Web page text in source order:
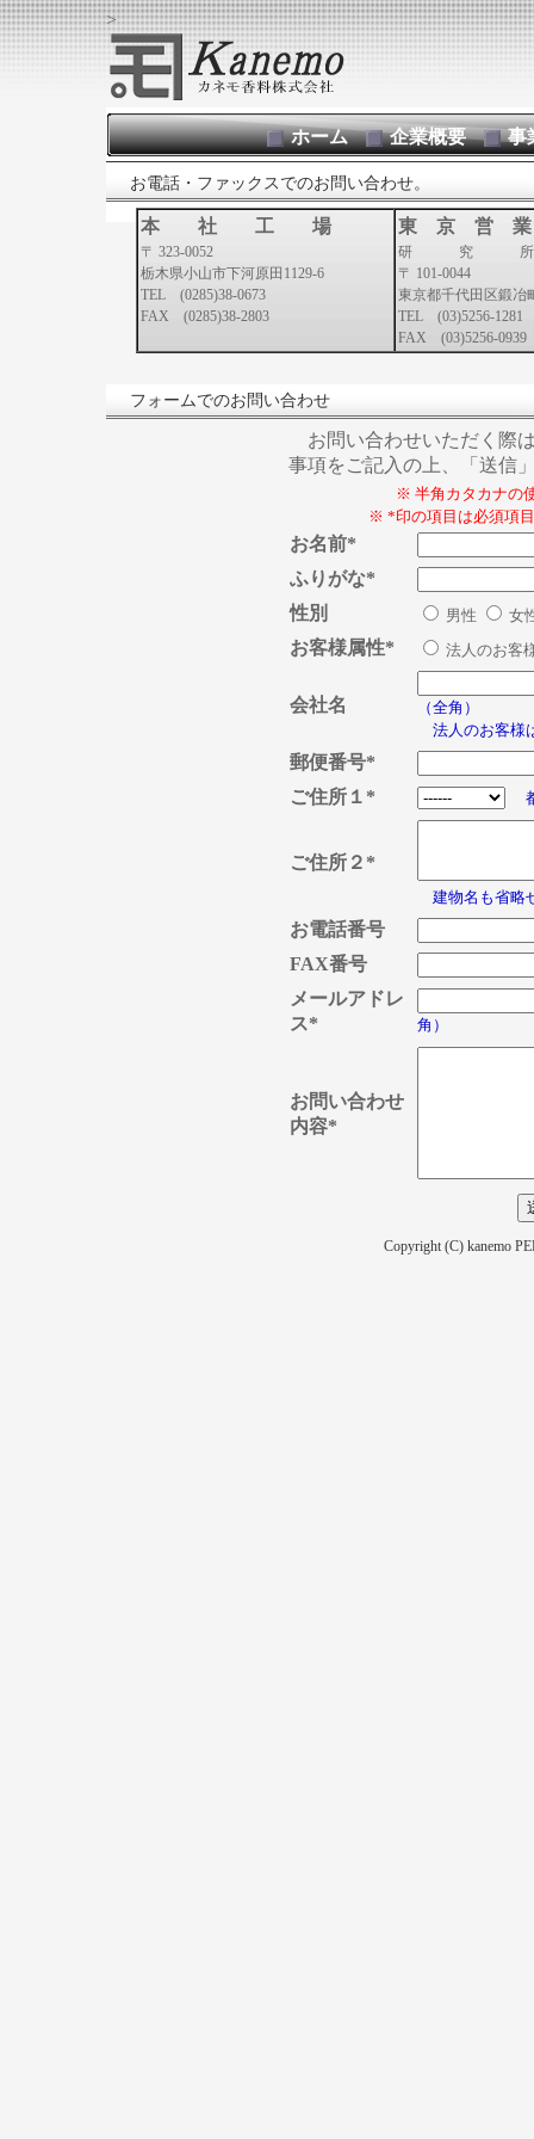
>
ホーム 企業概要 事
お電話・ファックスでのお問い合わせ。
本 社 工 場
〒 323-0052
栃木県小山市下河原田1129-6
TEL (0285)38-0673
FAX (0285)38-2803
東 京 営
研 究 所
〒 101-0044
東京都千代田区鍛
TEL (03)5256-1281
FAX (03)5256-0939
フォームでのお問い合わせ
お問い合わせいただく際
事項をご記入の上、「送信
※ 半角カタカナの使
※ *印の項目は必須項目
お名前*
ふりがな*
性別
男性 女
お客様属性* 法人のお客
会社名
（全角）
法人のお客様
郵便番号*
ご住所１*
ご住所２*
建物名も省略
お電話番号
FAX番号
メールアドレ
ス*
角）
お問い合わせ
内容*
Copyright (C) kanemo